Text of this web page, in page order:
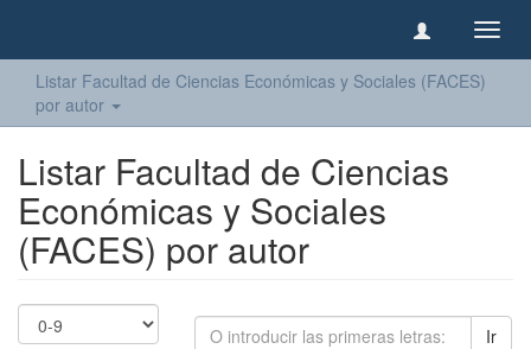
Listar Facultad de Ciencias Económicas y Sociales (FACES)
por autor
Listar Facultad de Ciencias
Económicas y Sociales
(FACES) por autor
Ir